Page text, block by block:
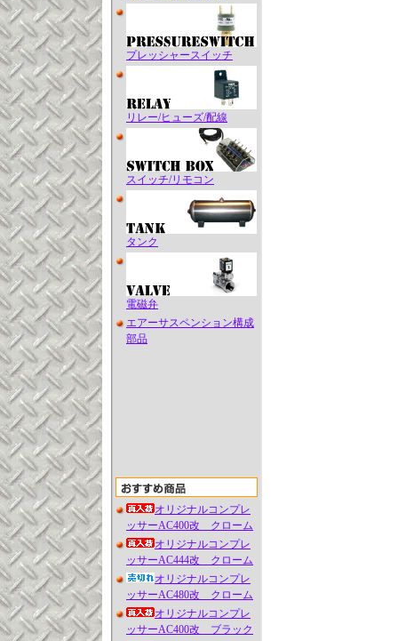
プレッシャースイッチ
リレー/ヒューズ/配線
スイッチ/リモコン
タンク
電磁弁
エアーサスペンション構成
部品
オリジナルコンプレ
ッサーAC400改 クローム
オリジナルコンプレ
ッサーAC444改 クローム
オリジナルコンプレ
ッサーAC480改 クローム
オリジナルコンプレ
ッサーAC400改 ブラック